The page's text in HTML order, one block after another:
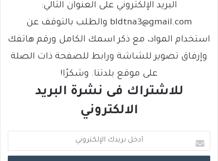
البريد الإلكتروني على العنوان التالي:
bldtna3@gmail.com والطلب بالتوقف عن
استخدام المواد، مع ذكر اسمك الكامل ورقم هاتفك
وإرفاق تصوير للشاشة ورابط للصفحة ذات الصلة
على موقع بلدتنا. وشكرًا!
للاشتراك فى نشرة البريد
الالكتروني
د